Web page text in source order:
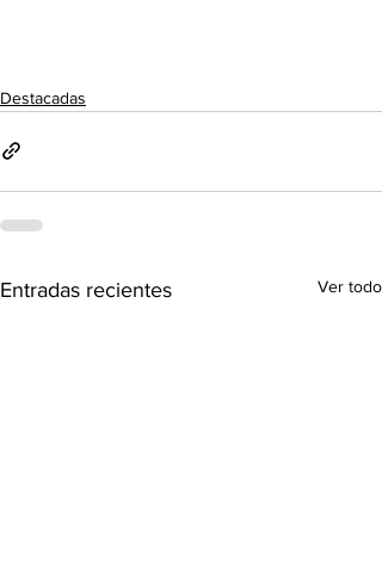
Destacadas
Entradas recientes Ver todo